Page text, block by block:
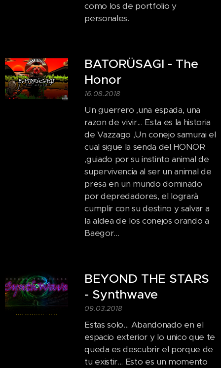
como los de portfolio y
personales.
BATORÜSAGI - The
Honor
16.08.2018
Un guerrero ,una espada, una
razon de vivir... Esta es la historia
de Vazzago ,Un conejo samurai el
cual sigue la senda del HONOR
,guiado por su instinto animal de
supervivencia al ser un animal de
presa en un mundo dominado
por depredadores, el lograrà
cumplir con su destino y salvar a
la aldea de los conejos orando a
Baegor...
BEYOND THE STARS
- Synthwave
09.03.2018
Estas solo... Abandonado en el
espacio exterior y lo unico que te
queda es descubrir el porque de
tu existir... Esto es un momento